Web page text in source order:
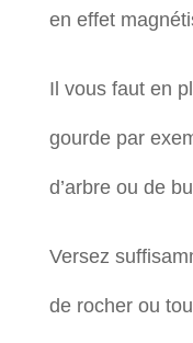
en effet
Il vous faut en
gourde par
d’arbre ou de
Versez
de rocher ou